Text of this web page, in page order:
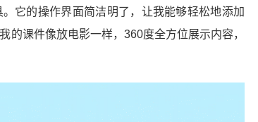
。它的操作界面简洁明了，让我能够轻松地添加
的课件像放电影一样，360度全方位展示内容，